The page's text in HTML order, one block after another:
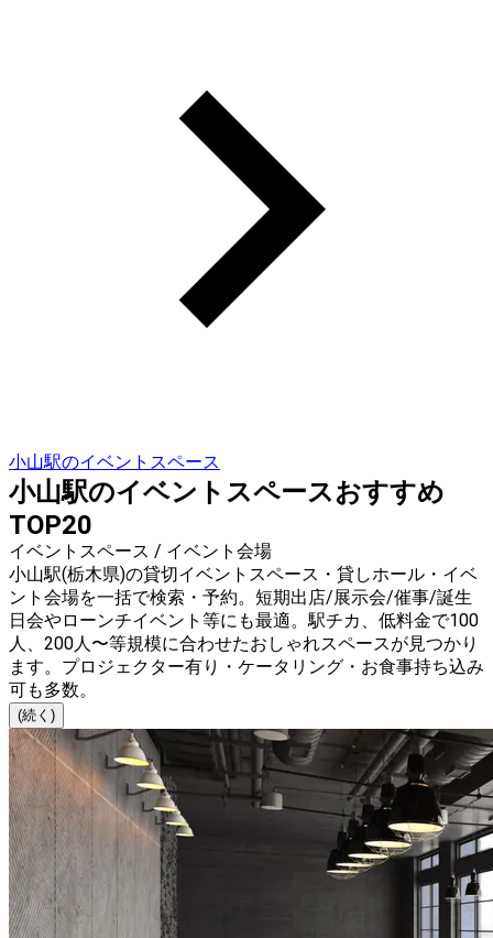
小山駅のイベントスペース
小山駅のイベントスペースおすすめ
TOP20
イベントスペース / イベント会場
小山駅(栃木県)の貸切イベントスペース・貸しホール・イベ
ント会場を一括で検索・予約。短期出店/展示会/催事/誕生
日会やローンチイベント等にも最適。駅チカ、低料金で100
人、200人〜等規模に合わせたおしゃれスペースが見つかり
ます。プロジェクター有り・ケータリング・お食事持ち込み
可も多数。
(続く)